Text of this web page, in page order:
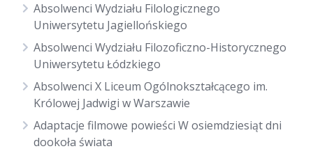
Absolwenci Wydziału Filologicznego
Uniwersytetu Jagiellońskiego
Absolwenci Wydziału Filozoficzno-Historycznego
Uniwersytetu Łódzkiego
Absolwenci X Liceum Ogólnokształcącego im.
Królowej Jadwigi w Warszawie
Adaptacje filmowe powieści W osiemdziesiąt dni
dookoła świata